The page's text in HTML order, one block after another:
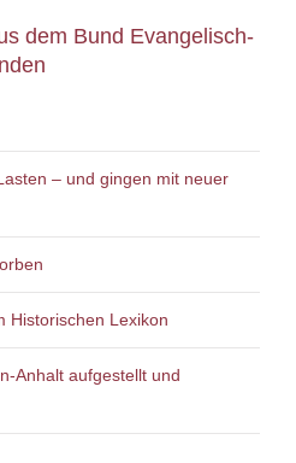
dem Bund Evangelisch-
– und gingen mit neuer
Historischen Lexikon
Anhalt aufgestellt und